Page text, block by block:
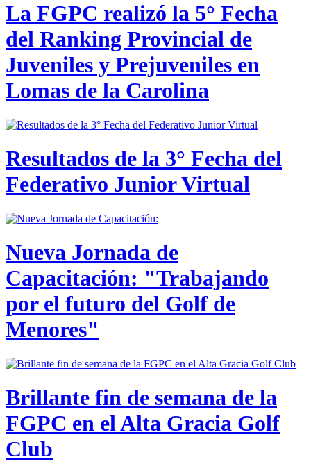
La FGPC realizó la 5° Fecha
del Ranking Provincial de
Juveniles y Prejuveniles en
Lomas de la Carolina
Resultados de la 3° Fecha del
Federativo Junior Virtual
Nueva Jornada de
Capacitación: "Trabajando
por el futuro del Golf de
Menores"
Brillante fin de semana de la
FGPC en el Alta Gracia Golf
Club